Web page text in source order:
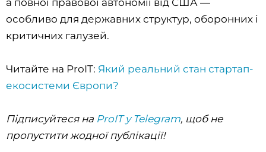
а повної правової автономії від США —
особливо для державних структур, оборонних і
критичних галузей.
Читайте на ProIT: Який реальний стан стартап-
екосистеми Європи?
Підписуйтеся на ProIT у Telegram, щоб не
пропустити жодної публікації!